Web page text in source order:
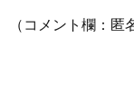
（コメント欄：匿